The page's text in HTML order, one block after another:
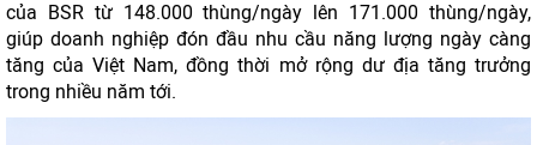
của BSR từ 148.000 thùng/ngày lên 171.000 thùng/ngày,
giúp doanh nghiệp đón đầu nhu cầu năng lượng ngày càng
tăng của Việt Nam, đồng thời mở rộng dư địa tăng trưởng
trong nhiều năm tới.